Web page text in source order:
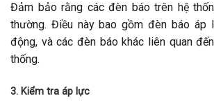
Đảm bảo rằng các đèn báo trên hệ
thường. Điều này bao gồm đèn báo áp
động, và các đèn báo khác liên quan
thống.
3. Kiểm tra áp lực